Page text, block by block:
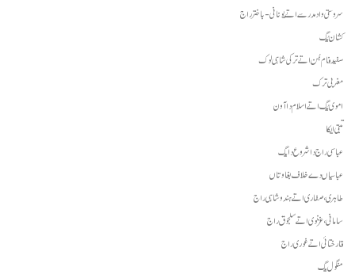
سروستی واد مدرسے اتے یونانی- باختر راج
کشان یُگ
سفید فام ہُن اتے ترکی شاہی لوک
مغربی ترک
اموی یُگ اتے اسلام دا آون
تبتی ایکا
عباسی راج دا شروع دا یگ
عباسیاں دے خلاف بغاوتاں
طاہری، صفاری اتے ہندوشاہی راج
سامانی، غزنوی اتے سلجوق راج
قارختائی اتے غوری راج
منگول یگ